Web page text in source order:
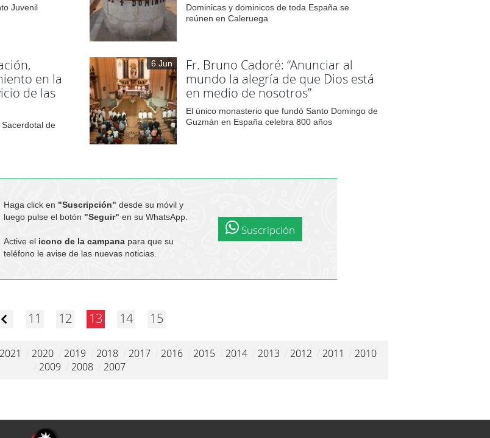
Juvenil
Dominicas y dominicos de toda España se
reúnen en Caleruega
en la
de las
de
6 Jun
Fr. Bruno Cadoré: “Anunciar al
mundo la alegría de que Dios está
en medio de nosotros”
El único monasterio que fundó Santo Domingo de
Guzmán en España celebra 800 años
Haga click en "Suscripción" desde su móvil y
luego pulse el botón "Seguir" en su WhatsApp.
Active el icono de la campanapara que su
teléfono le avise de las nuevas noticias.
Suscripción
11 12 13 14 15
2021 2020 2019 2018 2017 2016 2015 2014 2013 2012 2011
2010
2009 2008 2007